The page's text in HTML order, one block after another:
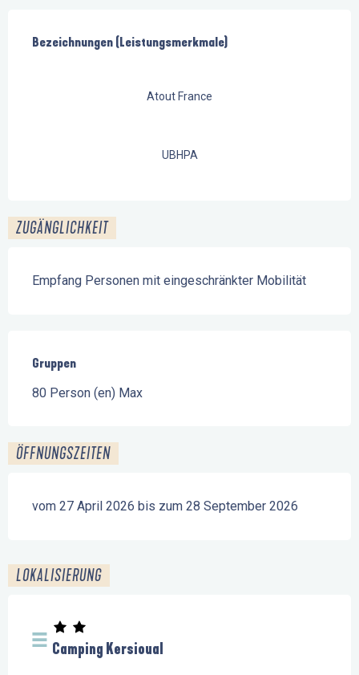
Bezeichnungen (Leistungsmerkmale)
Bezeichnungen (Leistungsmerkmale)
Atout France
UBHPA
ZUGÄNGLICHKEIT
Empfang Personen mit eingeschränkter Mobilität
Gruppen
Gruppen
80 Person (en) Max
ÖFFNUNGSZEITEN
vom 27 April 2026 bis zum 28 September 2026
LOKALISIERUNG
Camping Kersioual